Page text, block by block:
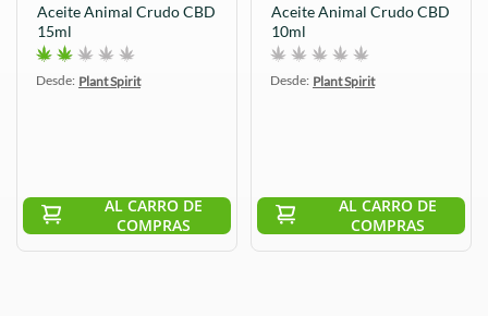
Aceite Animal Crudo CBD
15ml
Desde: Plant Spirit
AL CARRO DE
COMPRAS
Aceite Animal Crudo CBD
10ml
Desde: Plant Spirit
AL CARRO DE
COMPRAS